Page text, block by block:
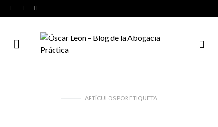
ARTÍCULOS PORETIQUETA